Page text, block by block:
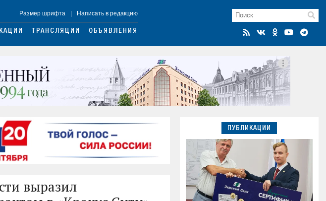
Размер шрифта Написать в редакцию
ТРАНСЛЯЦИИ ОБЪЯВЛЕНИЯ
выразил
ПУБЛИКАЦИИ